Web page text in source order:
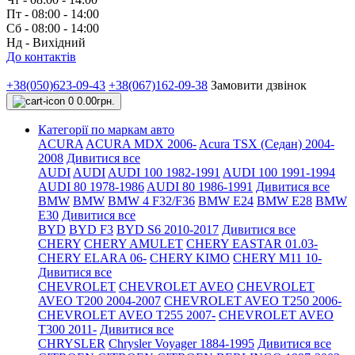
Пт - 08:00 - 14:00
Сб - 08:00 - 14:00
Нд - Вихідний
До контактів
+38(050)623-09-43 +38(067)162-09-38 Замовити дзвінок
0 0.00грн.
Категорії по маркам авто
ACURA ACURA MDX 2006- Acura TSX (Седан) 2004-
2008 Дивитися все
AUDI AUDI AUDI 100 1982-1991 AUDI 100 1991-1994
AUDI 80 1978-1986 AUDI 80 1986-1991 Дивитися все
BMW BMW BMW 4 F32/F36 BMW E24 BMW E28 BMW
E30 Дивитися все
BYD BYD F3 BYD S6 2010-2017 Дивитися все
CHERY CHERY AMULET CHERY EASTAR 01.03-
CHERY ELARA 06- CHERY KIMO CHERY M11 10-
Дивитися все
CHEVROLET CHEVROLET AVEO CHEVROLET
AVEO Т200 2004-2007 CHEVROLET AVEO Т250 2006-
CHEVROLET AVEO Т255 2007- CHEVROLET AVEO
Т300 2011- Дивитися все
CHRYSLER Chrysler Voyager 1884-1995 Дивитися все